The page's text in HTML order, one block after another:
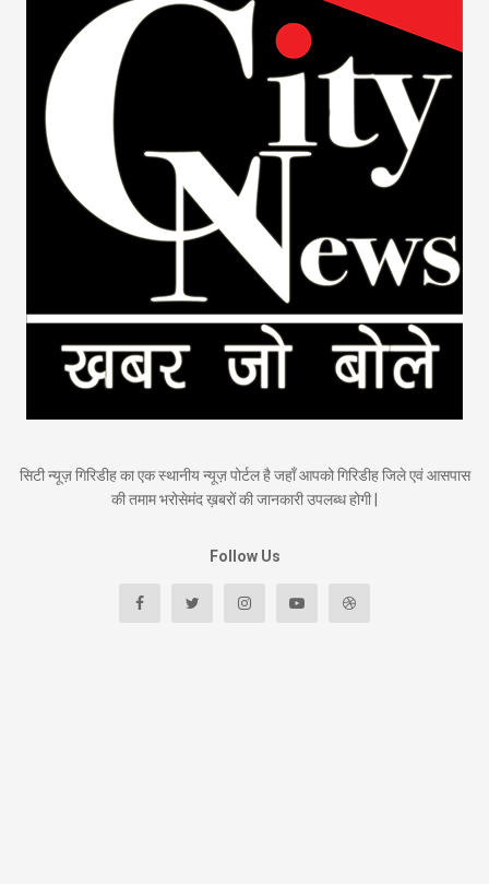
सिटी न्यूज़ गिरिडीह का एक स्थानीय न्यूज़ पोर्टल है जहाँ आपको गिरिडीह जिले एवं आसपास
की तमाम भरोसेमंद ख़बरों की जानकारी उपलब्ध होगी |
Follow Us